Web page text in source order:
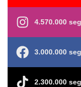
4.570.000
3.000.000
2.300.000